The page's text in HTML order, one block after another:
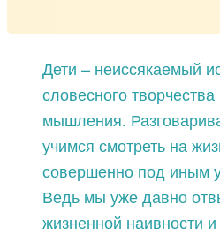
Дети – неиссякаемый
словесного
мышления.
учимся смотреть на
совершенно под иным
Ведь мы уже давно
жизненной наивности